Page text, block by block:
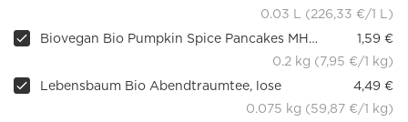
0.03 L (226,33 €/1 L)
Biovegan Bio Pumpkin Spice Pancakes MHD 31.07.2026
1,59 €
0.2 kg (7,95 €/1 kg)
Lebensbaum Bio Abendtraumtee, lose
4,49 €
0.075 kg (59,87 €/1 kg)